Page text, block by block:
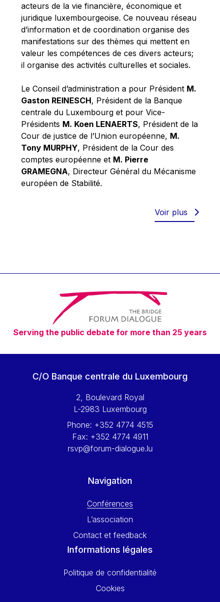
Mireille Delmas-Marty
Nobuo Tanaka
Otmar Issing
Paolo Mengozzi
Paschal Donohoe
Pat Cox
Patrizia Nanz
Philippe Maystadt
Pierre Gramegna
Richard Pelly
Robert Goebbels
Robert REYNDERS
Timothy Radcliffe
Vaclav Klaus
Vassilios Skouris
Vítor Manuel da Silva Caldeira
Viviane Reding
Walter Hagg
Wolfgang Ketterle
Yossi Beillin
Yves FRANCHET
acteurs de la vie financière, économique et
juridique luxembourgeoise. Ce nouveau réseau
d’information et de coordination organise des
manifestations sur des thèmes qui mettent en
valeur les compétences de ces divers acteurs;
il organise des activités culturelles et sociales.
Le Conseil d’administration a pour Président M.
Gaston REINESCH, Président de la Banque
centrale du Luxembourg et pour Vice-
Présidents M. Koen LENAERTS, Président de la
Cour de justice de l’Union européenne, M.
Tony MURPHY, Président de la Cour des
comptes européenne et M. Pierre
GRAMEGNA, Directeur Général du Mécanisme
européen de Stabilité.
Voir plus
Serving the public debate for more than 25 years
C/O Banque centrale du Luxembourg
2, Boulevard Royal
L-2983 Luxembourg
Phone: +352 4774 4515
Fax: +352 4774 4911
rsvp@forum-dialogue.lu
Navigation
Conférences
L’association
Contact et feedback
Informations légales
Politique de confidentialité
Cookies